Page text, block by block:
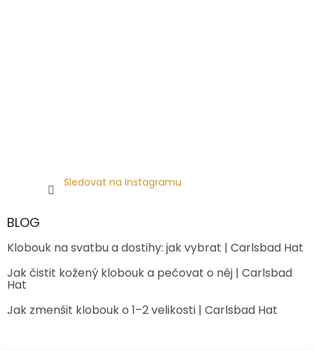
Sledovat na Instagramu
BLOG
Klobouk na svatbu a dostihy: jak vybrat | Carlsbad Hat
Jak čistit kožený klobouk a pečovat o něj | Carlsbad
Hat
Jak zmenšit klobouk o 1–2 velikosti | Carlsbad Hat